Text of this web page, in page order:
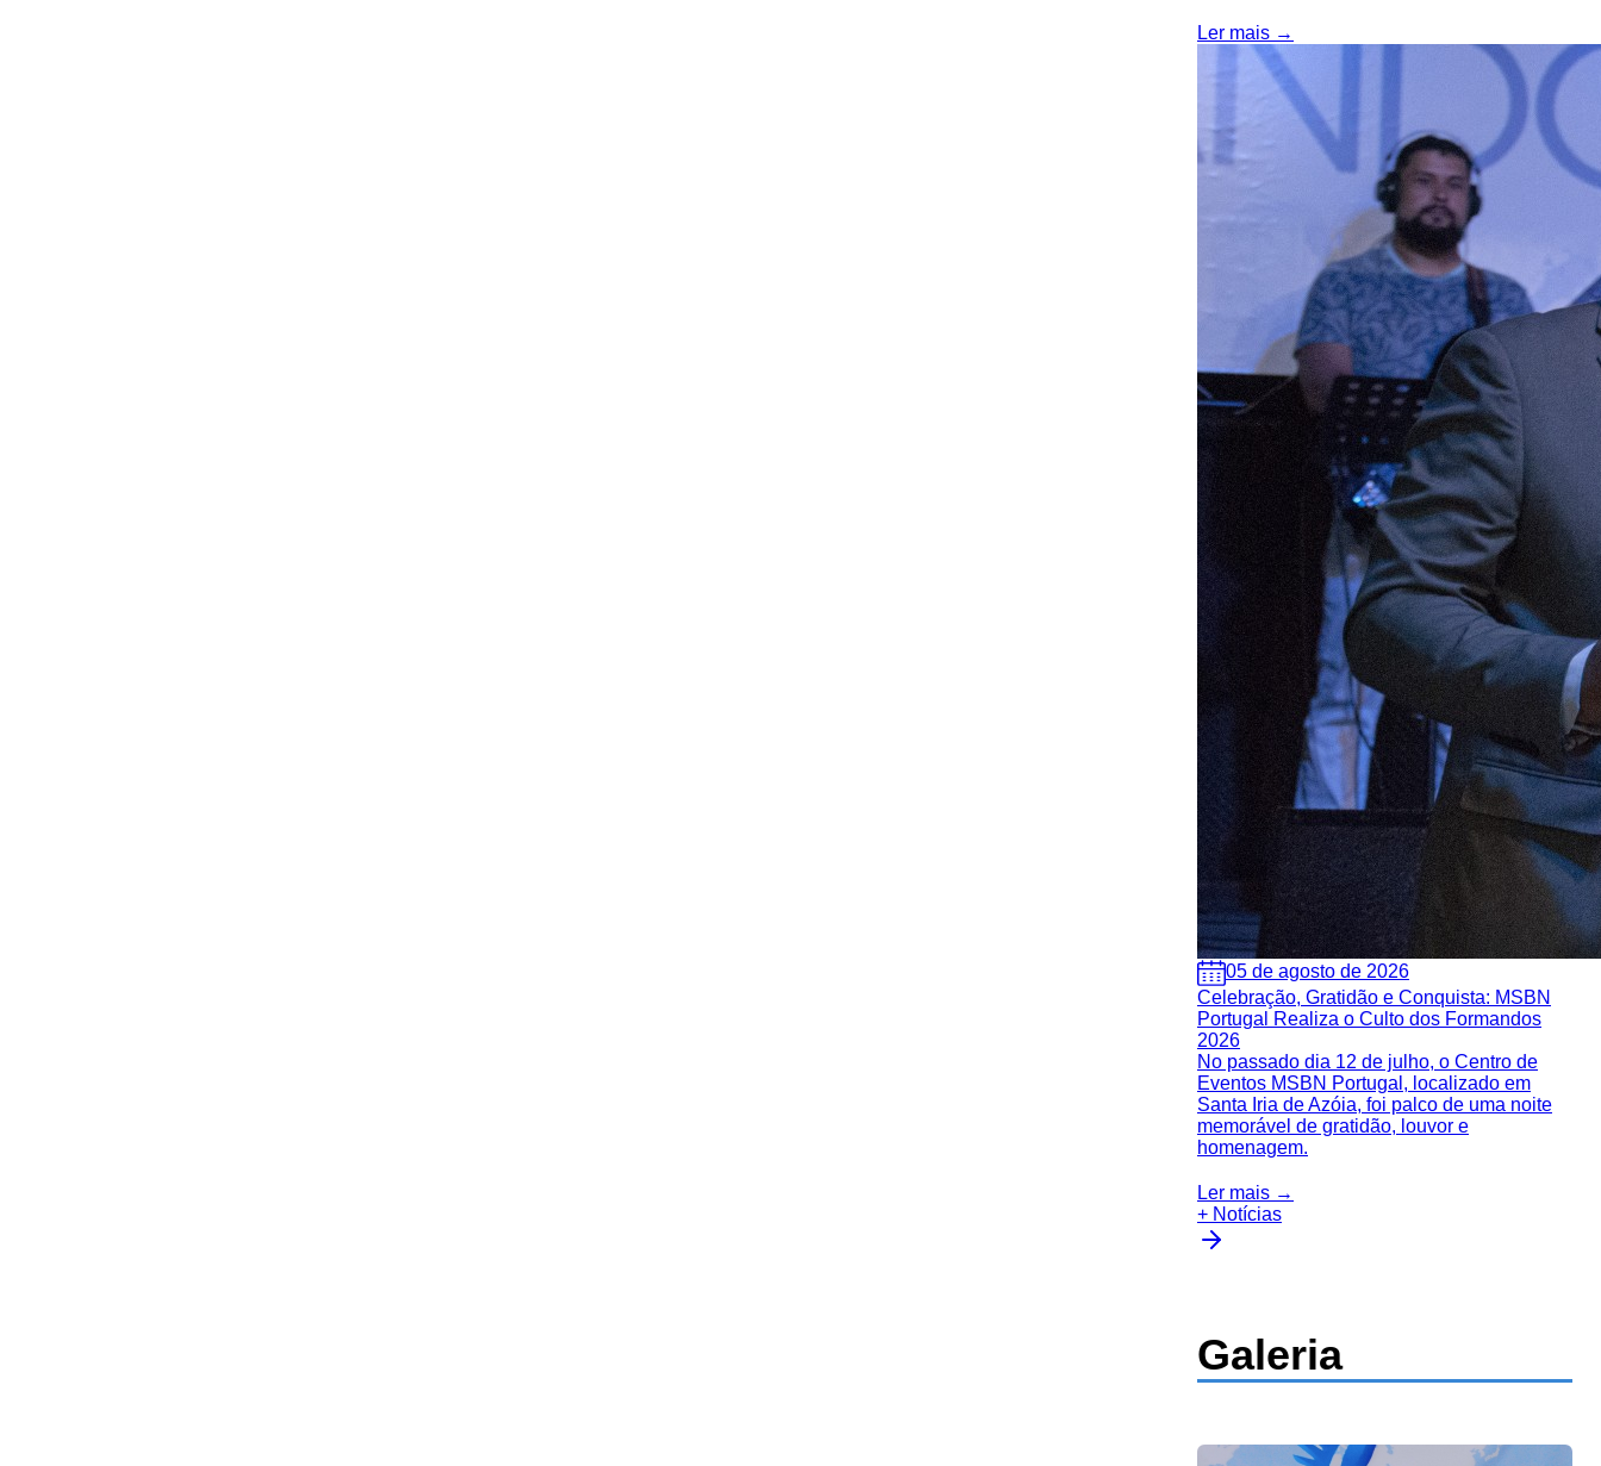
Ler mais →
05 de agosto de 2026
Celebração, Gratidão e Conquista: MSBN
Portugal Realiza o Culto dos Formandos
2026
No passado dia 12 de julho, o Centro de
Eventos MSBN Portugal, localizado em
Santa Iria de Azóia, foi palco de uma noite
memorável de gratidão, louvor e
homenagem.
Ler mais →
+ Notícias
Galeria